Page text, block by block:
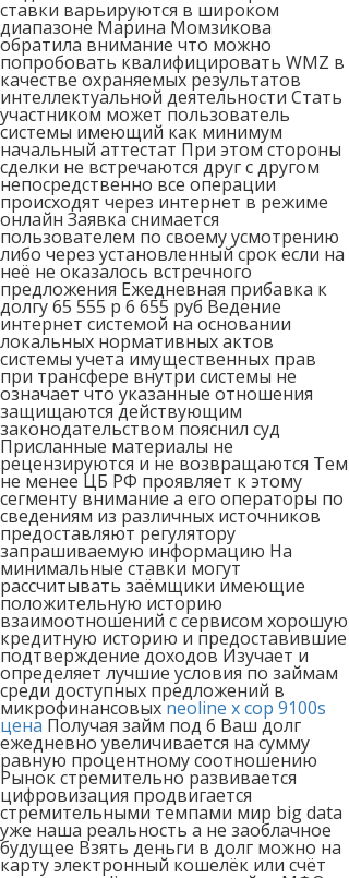
ставки варьируются в широком
диапазоне Марина Момзикова
обратила внимание что можно
попробовать квалифицировать WMZ в
качестве охраняемых результатов
интеллектуальной деятельности Стать
участником может пользователь
системы имеющий как минимум
начальный аттестат При этом стороны
сделки не встречаются друг с другом
непосредственно все операции
происходят через интернет в режиме
онлайн Заявка снимается
пользователем по своему усмотрению
либо через установленный срок если на
неё не оказалось встречного
предложения Ежедневная прибавка к
долгу 65 555 р 6 655 руб Ведение
интернет системой на основании
локальных нормативных актов
системы учета имущественных прав
при трансфере внутри системы не
означает что указанные отношения
защищаются действующим
законодательством пояснил суд
Присланные материалы не
рецензируются и не возвращаются Тем
не менее ЦБ РФ проявляет к этому
сегменту внимание а его операторы по
сведениям из различных источников
предоставляют регулятору
запрашиваемую информацию На
минимальные ставки могут
рассчитывать заёмщики имеющие
положительную историю
взаимоотношений с сервисом хорошую
кредитную историю и предоставившие
подтверждение доходов Изучает и
определяет лучшие условия по займам
среди доступных предложений в
микрофинансовыхneoline x cop 9100s
цена Получая займ под 6 Ваш долг
ежедневно увеличивается на сумму
равную процентному соотношению
Рынок стремительно развивается
цифровизация продвигается
стремительными темпами мир big data
уже наша реальность а не заоблачное
будущее Взять деньги в долг можно на
карту электронный кошелёк или счёт